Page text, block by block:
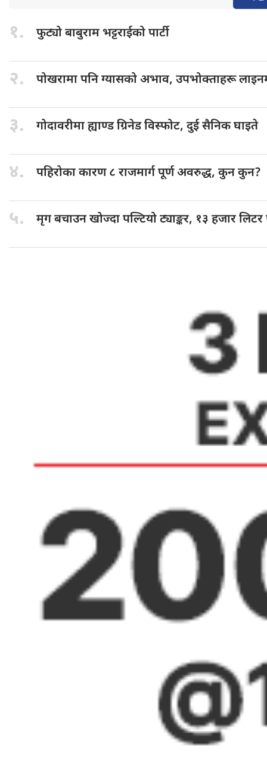
१. फुट्यो बाबुराम भट्टराईको पार्टी
२. पोखरामा पनिग्यासको अभाव, उपभोक्ताहरू
३. गोदावरीमा ह्याण्डग्रिनेड विस्फोट, दुई सैनिक घाइते
४. पहिरोका कारण८ राजमार्ग पूर्ण अवरुद्ध, कुन कुन?
५. मृग बचाउनखोज्दा पल्टियो ट्याङ्कर, १३ हजार